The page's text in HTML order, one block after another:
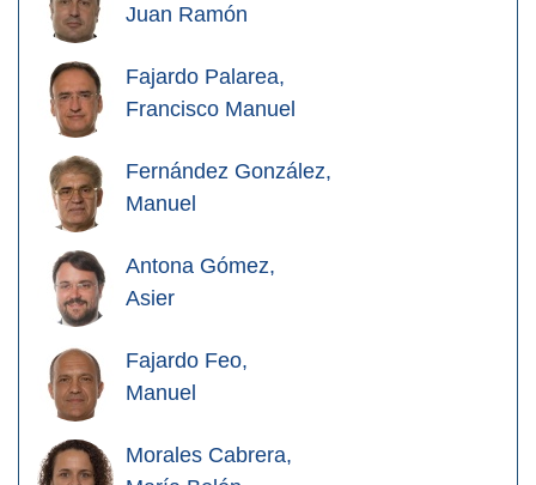
Juan Ramón
Fajardo Palarea,
Francisco Manuel
Fernández González,
Manuel
Antona Gómez,
Asier
Fajardo Feo,
Manuel
Morales Cabrera,